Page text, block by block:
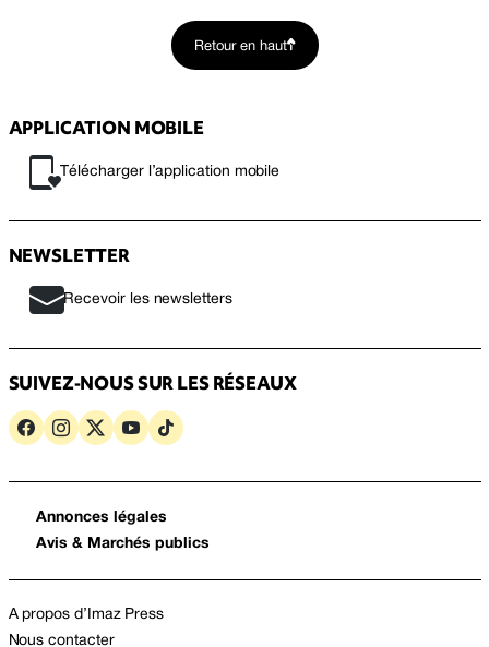
Retour en haut
APPLICATION MOBILE
Télécharger l’application mobile
NEWSLETTER
Recevoir les newsletters
SUIVEZ-NOUS SUR LES RÉSEAUX
Annonces légales
Avis & Marchés publics
A propos d’Imaz Press
Nous contacter